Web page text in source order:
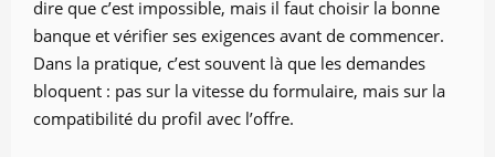
dire que c’est impossible, mais il faut choisir la bonne
banque et vérifier ses exigences avant de commencer.
Dans la pratique, c’est souvent là que les demandes
bloquent : pas sur la vitesse du formulaire, mais sur la
compatibilité du profil avec l’offre.